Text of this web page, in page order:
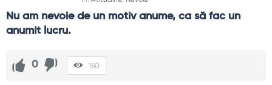
Nu am nevoie de un motiv anume, ca să fac un
anumit lucru.
0 150